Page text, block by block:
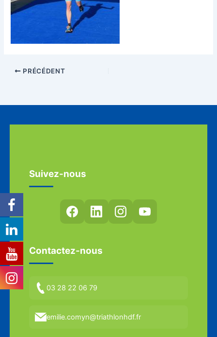
PRÉCÉDENT
Suivez-nous
Contactez-nous
03 28 22 06 79
emilie.comyn@triathlonhdf.fr